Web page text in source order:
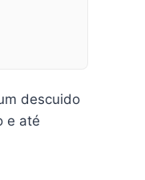
descuido
e até